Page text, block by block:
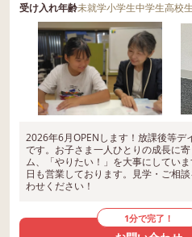
受け入れ年齢未就学小学生中学生高校生
2026年6月OPENします！放課後等デ
です。お子さま一人ひとりの成長に
ム、「やりたい！」を大事にしてい
日も営業しております。見学・ご相
わせください！
1分で完了！